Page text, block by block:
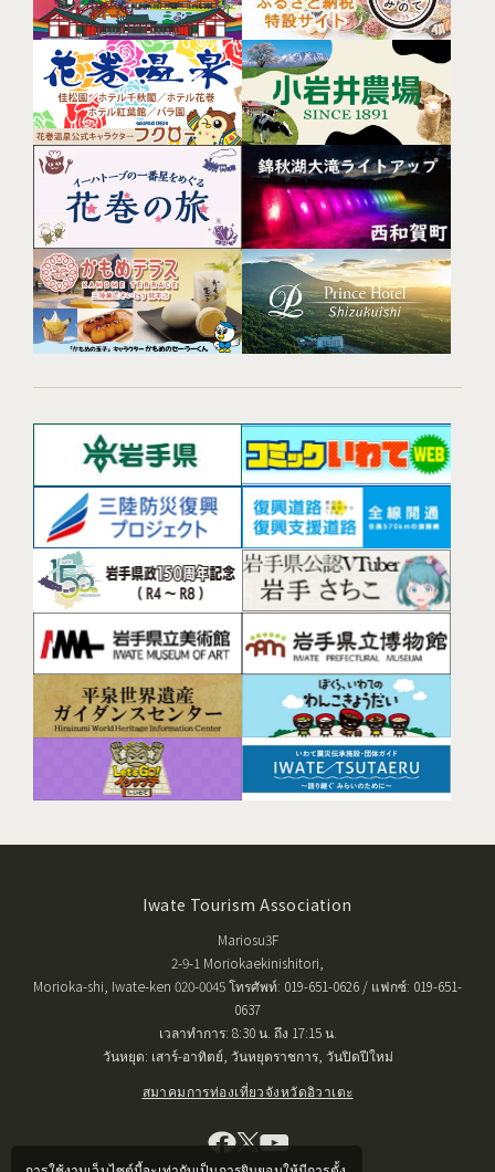
Iwate Tourism Association
Mariosu3F
2-9-1 Moriokaekinishitori,
Morioka-shi, Iwate-ken 020-0045 โทรศัพท์: 019-651-0626 / แฟกซ์: 019-651-
0637
เวลาทำการ: 8:30 น. ถึง 17:15 น.
วันหยุด: เสาร์-อาทิตย์, วันหยุดราชการ, วันปิดปีใหม่
สมาคมการท่องเที่ยวจังหวัดอิวาเตะ